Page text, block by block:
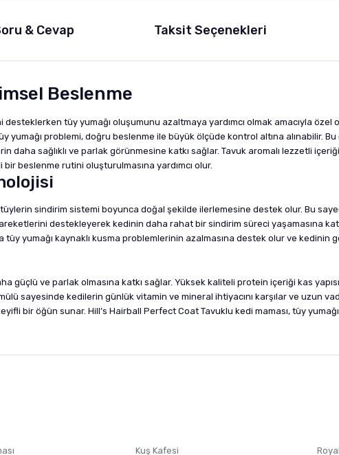
& Cevap Taksit Seçenekleri
Beslenme
tüy yumağı oluşumunu azaltmaya yardımcı olmak amacıyla
yumağı problemi, doğru beslenme ile büyük ölçüde kontrol altına alınabilir.
sağlıklı ve parlak görünmesine katkı sağlar. Tavuk aromalı lezzetli
beslenme rutini oluşturulmasına yardımcı olur.
sindirim sistemi boyunca doğal şekilde ilerlemesine destek olur. Bu
destekleyerek kedinin daha rahat bir sindirim süreci yaşamasına
yumağı kaynaklı kusma problemlerinin azalmasına destek olur ve kedinin
ve parlak olmasına katkı sağlar. Yüksek kaliteli protein içeriği kas
sayesinde kedilerin günlük vitamin ve mineral ihtiyacını karşılar ve uzun
bir öğün sunar. Hill’s Hairball Perfect Coat Tavuklu kedi maması, tüy
Satın Al ve Yorumla
Kuş Kafesi